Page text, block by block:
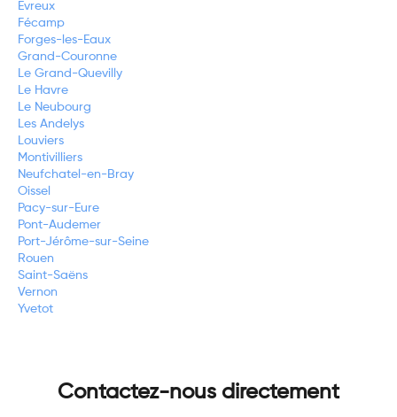
Evreux
Fécamp
Forges-les-Eaux
Grand-Couronne
Le Grand-Quevilly
Le Havre
Le Neubourg
Les Andelys
Louviers
Montivilliers
Neufchatel-en-Bray
Oissel
Pacy-sur-Eure
Pont-Audemer
Port-Jérôme-sur-Seine
Rouen
Saint-Saëns
Vernon
Yvetot
Contactez-nous directement